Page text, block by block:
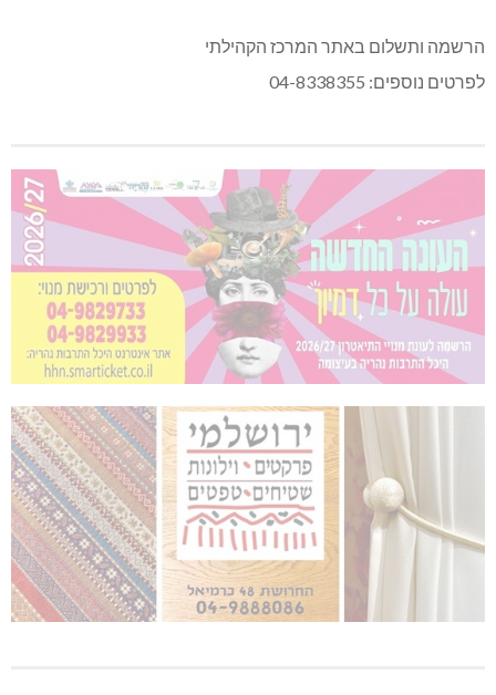
הרשמה ותשלום באתר המרכז הקהילתי
לפרטים נוספים: 04-8338355